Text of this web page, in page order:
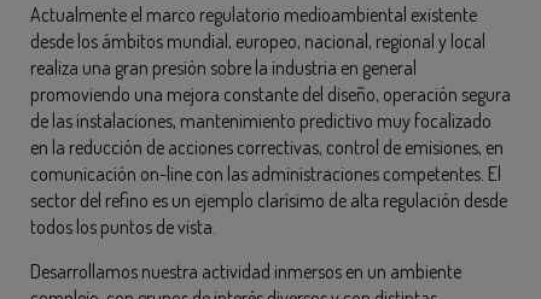
Actualmente el marco regulatorio medioambiental existente
desde los ámbitos mundial, europeo, nacional, regional y local
realiza una gran presión sobre la industria en general
promoviendo una mejora constante del diseño, operación segura
de las instalaciones, mantenimiento predictivo muy focalizado
en la reducción de acciones correctivas, control de emisiones, en
comunicación on-line con las administraciones competentes. El
sector del refino es un ejemplo clarísimo de alta regulación desde
todos los puntos de vista.
Desarrollamos nuestra actividad inmersos en un ambiente